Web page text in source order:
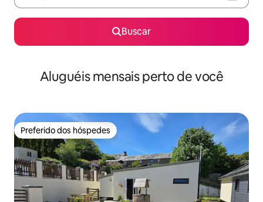
Buscar
Aluguéis mensais perto de você
Preferido dos hóspedes
Preferido dos hóspedes